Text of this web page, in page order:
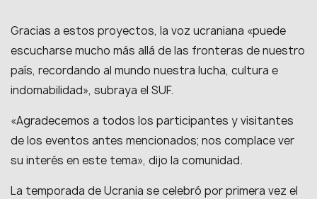
Gracias a estos proyectos, la voz ucraniana «puede
escucharse mucho más allá de las fronteras de nuestro
país, recordando al mundo nuestra lucha, cultura e
indomabilidad», subraya el SUF.
«Agradecemos a todos los participantes y visitantes
de los eventos antes mencionados; nos complace ver
su interés en este tema», dijo la comunidad.
La temporada de Ucrania se celebró por primera vez el